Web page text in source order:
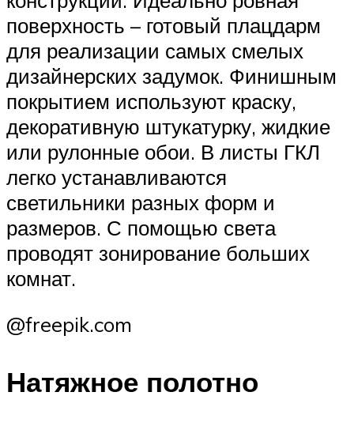
поверхность – готовый плацдарм
для реализации самых смелых
дизайнерских задумок. Финишным
покрытием используют краску,
декоративную штукатурку, жидкие
или рулонные обои. В листы ГКЛ
легко устанавливаются
светильники разных форм и
размеров. С помощью света
проводят зонирование больших
комнат.
@freepik.com
Натяжное полотно